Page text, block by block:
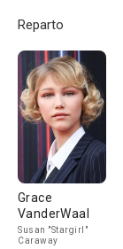
Reparto
Grace
VanderWaal
Susan "Stargirl"
Caraway